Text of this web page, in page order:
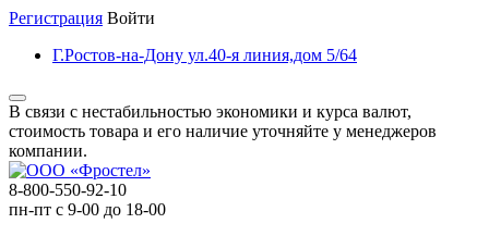
Регистрация Войти
Г.Ростов-на-Дону ул.40-я линия,дом 5/64
В связи с нестабильностью экономики и курса валют,
стоимость товара и его наличие уточняйте у менеджеров
компании.
8-800-550-92-10
пн-пт с 9-00 до 18-00